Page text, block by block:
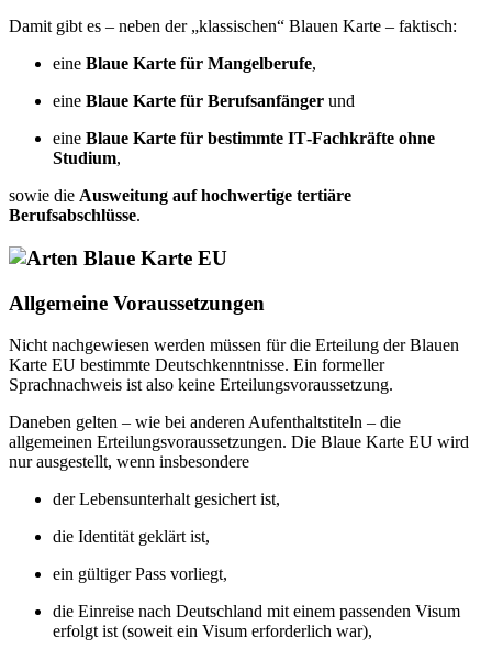
Damit gibt es – neben der „klassischen“ Blauen Karte – faktisch:
eine Blaue Karte für Mangelberufe,
eine Blaue Karte für Berufsanfänger und
eine Blaue Karte für bestimmte IT‑Fachkräfte ohne
Studium,
sowie die Ausweitung auf hochwertige tertiäre
Berufsabschlüsse.
Allgemeine Voraussetzungen
Nicht nachgewiesen werden müssen für die Erteilung der Blauen
Karte EU bestimmte Deutschkenntnisse. Ein formeller
Sprachnachweis ist also keine Erteilungsvoraussetzung.
Daneben gelten – wie bei anderen Aufenthaltstiteln – die
allgemeinen Erteilungsvoraussetzungen. Die Blaue Karte EU wird
nur ausgestellt, wenn insbesondere
der Lebensunterhalt gesichert ist,
die Identität geklärt ist,
ein gültiger Pass vorliegt,
die Einreise nach Deutschland mit einem passenden Visum
erfolgt ist (soweit ein Visum erforderlich war),